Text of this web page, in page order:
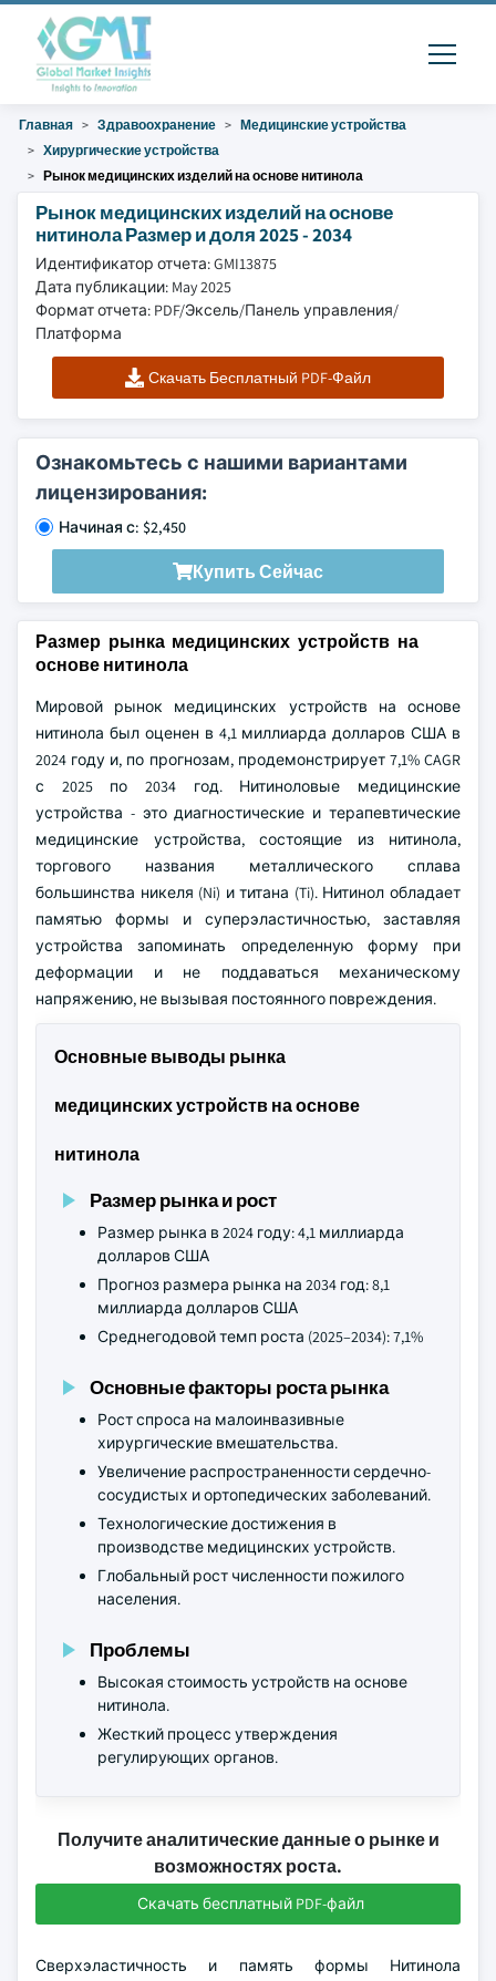
Главная Здравоохранение
Медицинские устройства
Хирургические устройства
Рынок медицинских изделий на основе нитинола
Рынок медицинских изделий на основе
нитинола Размер и доля 2025 - 2034
Идентификатор отчета: GMI13875
Дата публикации: May 2025
Формат отчета: PDF/Эксель/Панель управления/
Платформа
Скачать Бесплатный PDF-Файл
Ознакомьтесь с нашими вариантами
лицензирования:
Начиная с: $2,450
Купить Сейчас
Размер рынка медицинских устройств на
основе нитинола
Мировой рынок медицинских устройств на основе
нитинола был оценен в 4,1 миллиарда долларов США в
2024 году и, по прогнозам, продемонстрирует 7,1% CAGR
с 2025 по 2034 год. Нитиноловые медицинские
устройства - это диагностические и терапевтические
медицинские устройства, состоящие из нитинола,
торгового названия металлического сплава
большинства никеля (Ni) и титана (Ti). Нитинол обладает
памятью формы и суперэластичностью, заставляя
устройства запоминать определенную форму при
деформации и не поддаваться механическому
напряжению, не вызывая постоянного повреждения.
Основные выводы рынка
медицинских устройств на основе
нитинола
Размер рынка и рост
Размер рынка в 2024 году: 4,1 миллиарда
долларов США
Прогноз размера рынка на 2034 год: 8,1
миллиарда долларов США
Среднегодовой темп роста (2025–2034): 7,1%
Основные факторы роста рынка
Рост спроса на малоинвазивные
хирургические вмешательства.
Увеличение распространенности сердечно-
сосудистых и ортопедических заболеваний.
Технологические достижения в
производстве медицинских устройств.
Глобальный рост численности пожилого
населения.
Проблемы
Высокая стоимость устройств на основе
нитинола.
Жесткий процесс утверждения
регулирующих органов.
Получите аналитические данные о рынке и
возможностях роста.
Скачать бесплатный PDF-файл
Сверхэластичность и память формы Нитинола